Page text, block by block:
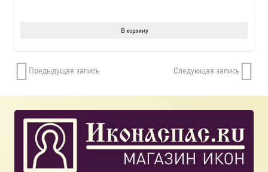
В корзину
Предыдущая запись Следующая запись